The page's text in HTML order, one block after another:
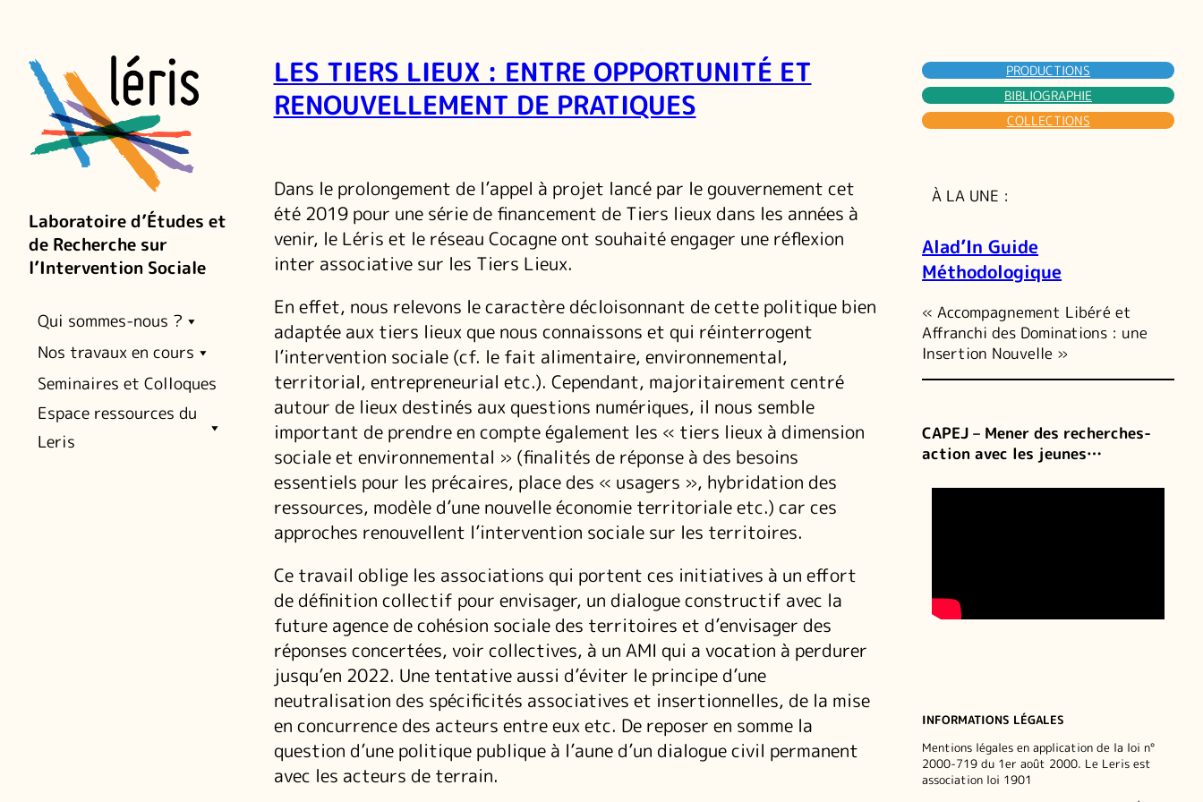
Laboratoire d’Études et
de Recherche sur
l’Intervention Sociale
Qui sommes-nous ?
Nos travaux en cours
Seminaires et Colloques
Espace ressources du
Leris
LES TIERS LIEUX : ENTRE OPPORTUNITÉ ET
RENOUVELLEMENT DE PRATIQUES
Dans le prolongement de l’appel à projet lancé par le gouvernement cet
été 2019 pour une série de financement de Tiers lieux dans les années à
venir, le Léris et le réseau Cocagne ont souhaité engager une réflexion
inter associative sur les Tiers Lieux.
En effet, nous relevons le caractère décloisonnant de cette politique bien
adaptée aux tiers lieux que nous connaissons et qui réinterrogent
l’intervention sociale (cf. le fait alimentaire, environnemental,
territorial, entrepreneurial etc.). Cependant, majoritairement centré
autour de lieux destinés aux questions numériques, il nous semble
important de prendre en compte également les « tiers lieux à dimension
sociale et environnemental » (finalités de réponse à des besoins
essentiels pour les précaires, place des « usagers », hybridation des
ressources, modèle d’une nouvelle économie territoriale etc.) car ces
approches renouvellent l’intervention sociale sur les territoires.
Ce travail oblige les associations qui portent ces initiatives à un effort
de définition collectif pour envisager, un dialogue constructif avec la
future agence de cohésion sociale des territoires et d’envisager des
réponses concertées, voir collectives, à un AMI qui a vocation à perdurer
jusqu’en 2022. Une tentative aussi d’éviter le principe d’une
neutralisation des spécificités associatives et insertionnelles, de la mise
en concurrence des acteurs entre eux etc. De reposer en somme la
question d’une politique publique à l’aune d’un dialogue civil permanent
avec les acteurs de terrain.
PRODUCTIONS
BIBLIOGRAPHIE
COLLECTIONS
À LA UNE :
Alad’In Guide
Méthodologique
« Accompagnement Libéré et
Affranchi des Dominations : une
Insertion Nouvelle »
CAPEJ – Mener des recherches-
action avec les jeunes…
INFORMATIONS LÉGALES
Mentions légales en application de la loi n°
2000-719 du 1er août 2000. Le Leris est
association loi 1901